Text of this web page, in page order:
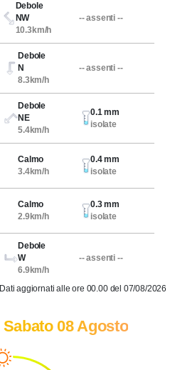
Debole
NW
10.3km/h
-- assenti --
Debole
N
8.3km/h
-- assenti --
Debole
NE
5.4km/h
0.1 mm
isolate
Calmo
3.4km/h
0.4 mm
isolate
Calmo
2.9km/h
0.3 mm
isolate
Debole
W
6.9km/h
-- assenti --
Dati aggiornati alle ore 00.00 del 07/08/2026
Sabato 08 Agosto